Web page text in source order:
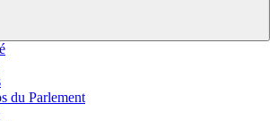
du Parlement